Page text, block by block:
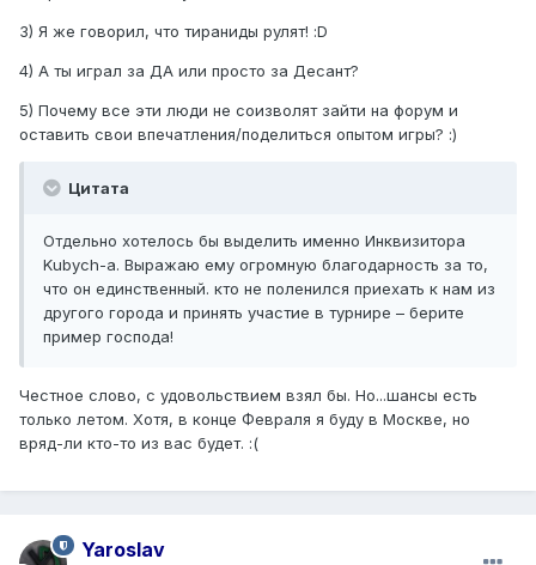
3) Я же говорил, что тираниды рулят! :D
4) А ты играл за ДА или просто за Десант?
5) Почему все эти люди не соизволят зайти на форум и
оставить свои впечатления/поделиться опытом игры? :)
Цитата
Отдельно хотелось бы выделить именно Инквизитора
Kubych-a. Выражаю ему огромную благодарность за то,
что он единственный. кто не поленился приехать к нам из
другого города и принять участие в турнире – берите
пример господа!
Честное слово, с удовольствием взял бы. Но...шансы есть
только летом. Хотя, в конце Февраля я буду в Москве, но
вряд-ли кто-то из вас будет. :(
Yaroslav